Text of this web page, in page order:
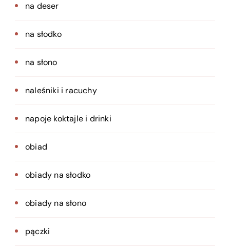
na deser
na słodko
na słono
naleśniki i racuchy
napoje koktajle i drinki
obiad
obiady na słodko
obiady na słono
pączki